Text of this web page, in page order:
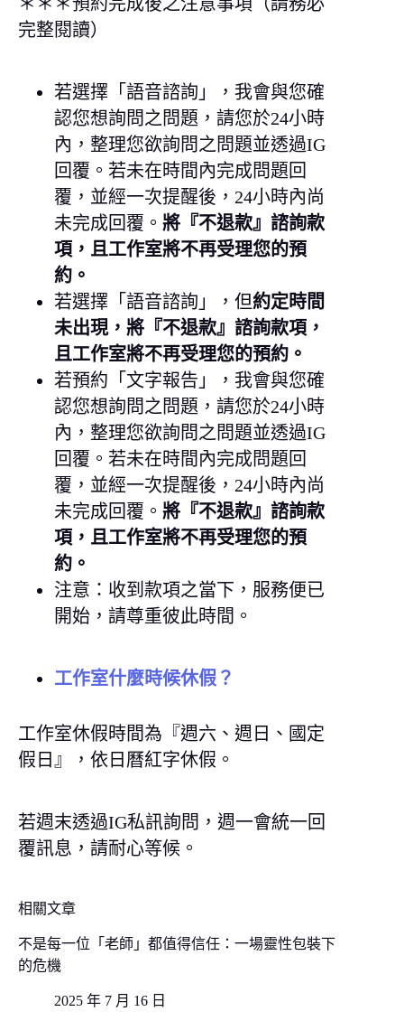
完整閱讀）
若選擇「語音諮詢」，我會與您確
認您想詢問之問題，請您於24小時
內，整理您欲詢問之問題並透過IG
回覆。若未在時間內完成問題回
覆，並經一次提醒後，24小時內尚
未完成回覆。 將『不退款』諮詢款
項，且工作室將不再受理您的預
約。
若選擇「語音諮詢」，但約定時間
未出現，將『不退款』諮詢款項，
且工作室將不再受理您的預約。
若預約「文字報告」，我會與您確
認您想詢問之問題，請您於24小時
內，整理您欲詢問之問題並透過IG
回覆。若未在時間內完成問題回
覆，並經一次提醒後，24小時內尚
未完成回覆。 將『不退款』諮詢款
項，且工作室將不再受理您的預
約。
注意：收到款項之當下，服務便已
開始，請尊重彼此時間。
工作室什麼時候休假？
工作室休假時間為『週六、週日、國定
假日』，依日曆紅字休假。
若週末透過IG私訊詢問，週一會統一回
覆訊息，請耐心等候。
相關文章
不是每一位「老師」都值得信任：一場靈性包裝下
的危機
2025 年 7 月 16 日